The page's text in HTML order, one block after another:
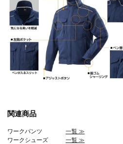
関連商品
ワークパンツ 一覧 ≫
ワークシューズ 一覧 ≫